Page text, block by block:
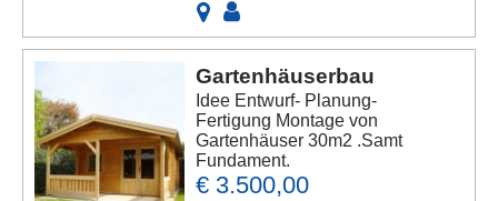
Gartenhäuserbau
Idee Entwurf- Planung-
Fertigung Montage von
Gartenhäuser 30m2 .Samt
Fundament.
€ 3.500,00